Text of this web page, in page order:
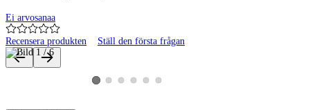
Ei arvosanaa
Recensera produkten Ställ den första frågan
Produktbilder och videor
Visa produktbild 1
Visa produktbild 2
Visa produktbild 3
Visa produktbild 4
Visa produktbild 5
Visa produktbild 6